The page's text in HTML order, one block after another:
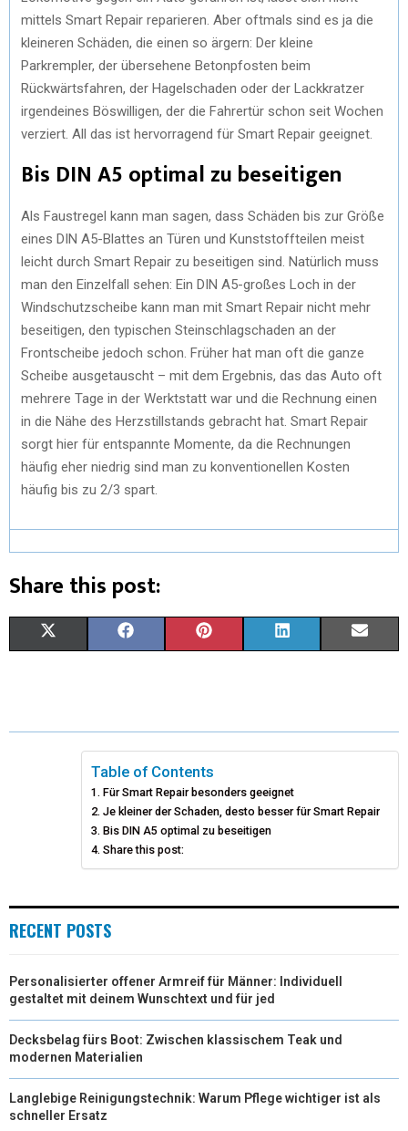
mittels Smart Repair reparieren. Aber oftmals sind es ja die
kleineren Schäden, die einen so ärgern: Der kleine
Parkrempler, der übersehene Betonpfosten beim
Rückwärtsfahren, der Hagelschaden oder der Lackkratzer
irgendeines Böswilligen, der die Fahrertür schon seit Wochen
verziert. All das ist hervorragend für Smart Repair geeignet.
Bis DIN A5 optimal zu beseitigen
Als Faustregel kann man sagen, dass Schäden bis zur Größe
eines DIN A5-Blattes an Türen und Kunststoffteilen meist
leicht durch Smart Repair zu beseitigen sind. Natürlich muss
man den Einzelfall sehen: Ein DIN A5-großes Loch in der
Windschutzscheibe kann man mit Smart Repair nicht mehr
beseitigen, den typischen Steinschlagschaden an der
Frontscheibe jedoch schon. Früher hat man oft die ganze
Scheibe ausgetauscht – mit dem Ergebnis, das das Auto oft
mehrere Tage in der Werktstatt war und die Rechnung einen
in die Nähe des Herzstillstands gebracht hat. Smart Repair
sorgt hier für entspannte Momente, da die Rechnungen
häufig eher niedrig sind man zu konventionellen Kosten
häufig bis zu 2/3 spart.
Share this post:
W
)
E
B
O
O
T
R
E
K I
Table of Contents
Für Smart Repair besonders geeignet
Je kleiner der Schaden, desto besser für Smart Repair
Bis DIN A5 optimal zu beseitigen
Share this post:
RECENT POSTS
Personalisierter offener Armreif für Männer: Individuell
gestaltet mit deinem Wunschtext und für jed
Decksbelag fürs Boot: Zwischen klassischem Teak und
modernen Materialien
Langlebige Reinigungstechnik: Warum Pflege wichtiger ist als
schneller Ersatz